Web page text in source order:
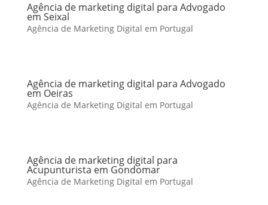
Agência de marketing digital para Advogado
em Seixal
Agência de Marketing Digital em Portugal
Agência de marketing digital para Advogado
em Oeiras
Agência de Marketing Digital em Portugal
Agência de marketing digital para
Acupunturista em Gondomar
Agência de Marketing Digital em Portugal